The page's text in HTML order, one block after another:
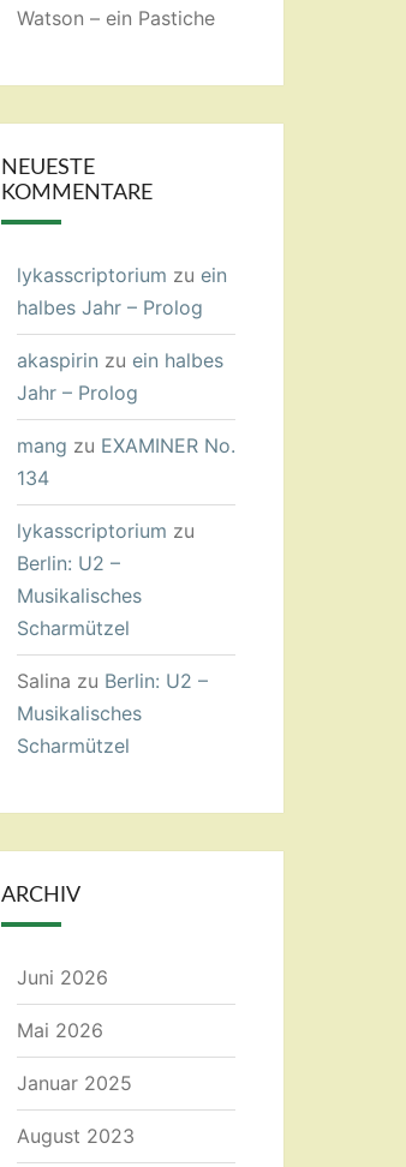
Watson – ein Pastiche
NEUESTE
KOMMENTARE
lykasscriptorium zu ein
halbes Jahr – Prolog
akaspirin zu ein halbes
Jahr – Prolog
mang zu EXAMINER No.
134
lykasscriptorium zu
Berlin: U2 –
Musikalisches
Scharmützel
Salina zu Berlin: U2 –
Musikalisches
Scharmützel
ARCHIV
Juni 2026
Mai 2026
Januar 2025
August 2023